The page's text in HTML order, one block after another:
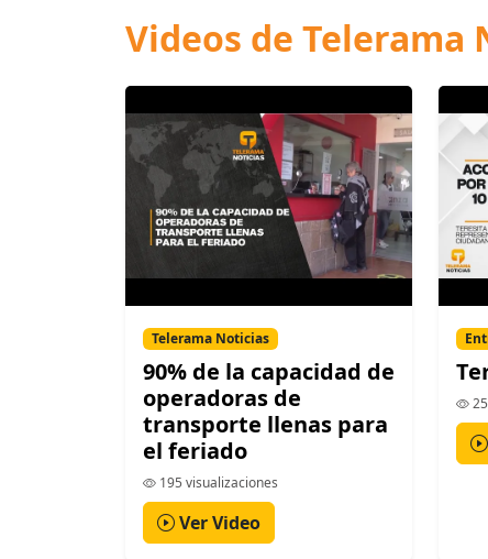
Videos de Telerama
Telerama Noticias
90% de la capacidad de
operadoras de
transporte llenas para
el feriado
195 visualizaciones
Ver Video